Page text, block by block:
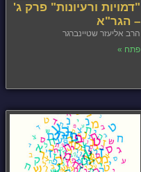
"דמויות ורעיונות" פרק ג'
– הגר"א
הרב אליעזר שטיינברגר
פתח »